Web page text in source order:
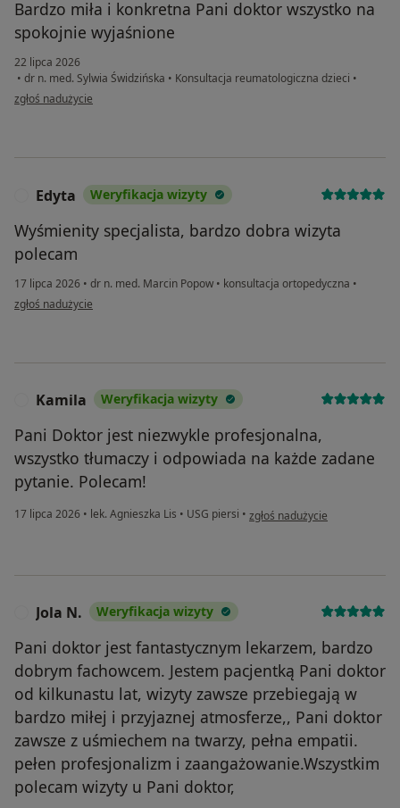
Bardzo miła i konkretna Pani doktor wszystko na
spokojnie wyjaśnione
22 lipca 2026
• dr n. med. Sylwia Świdzińska • Konsultacja reumatologiczna dzieci •
w opinii użytkownika Jadzia
zgłoś nadużycie
Edyta Weryfikacja wizyty
Wyśmienity specjalista, bardzo dobra wizyta
polecam
17 lipca 2026 • dr n. med. Marcin Popow • konsultacja ortopedyczna •
w opinii użytkownika Edyta
zgłoś nadużycie
Kamila Weryfikacja wizyty
Pani Doktor jest niezwykle profesjonalna,
wszystko tłumaczy i odpowiada na każde zadane
pytanie. Polecam!
17 lipca 2026 • lek. Agnieszka Lis • USG piersi • w opinii użytkownika Kamila
zgłoś nadużycie
Jola N. Weryfikacja wizyty
Pani doktor jest fantastycznym lekarzem, bardzo
dobrym fachowcem. Jestem pacjentką Pani doktor
od kilkunastu lat, wizyty zawsze przebiegają w
bardzo miłej i przyjaznej atmosferze,, Pani doktor
zawsze z uśmiechem na twarzy, pełna empatii.
pełen profesjonalizm i zaangażowanie.Wszystkim
polecam wizyty u Pani doktor,